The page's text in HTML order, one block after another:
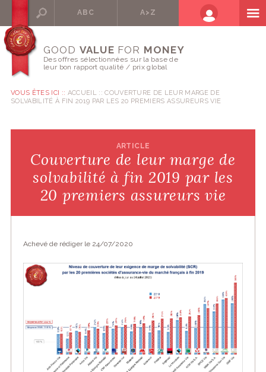
ABC A>Z
GOOD VALUE FOR MONEY
Des offres sélectionnées sur la base de
leur bon rapport qualité / prix global
VOUS ÊTES ICI :: ACCUEIL
COUVERTURE DE LEUR MARGE DE
SOLVABILITÉ À FIN 2019 PAR LES 20 PREMIERS ASSUREURS VIE
ARTICLE
Couverture de leur marge de
solvabilité à fin 2019 par les
20 premiers assureurs vie
Achevé de rédiger le 24/07/2020